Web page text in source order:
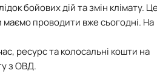
бойових дій та змін клімату.
проводити вже сьогодні. На
ресурс та колосальні кошти на
з ОВД.